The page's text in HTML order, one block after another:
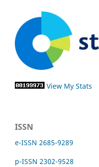
View My Stats
ISSN
e-ISSN 2685-9289
p-ISSN 2302-9528